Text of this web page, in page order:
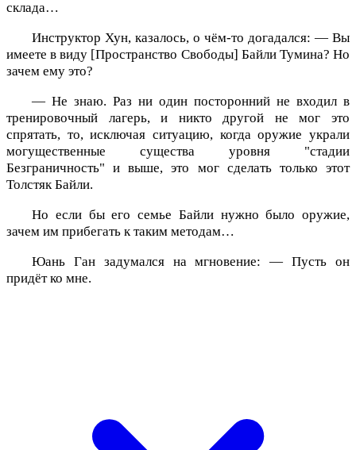
склада…
Инструктор Хун, казалось, о чём-то догадался: — Вы
имеете в виду [Пространство Свободы] Байли Тумина? Но
зачем ему это?
— Не знаю. Раз ни один посторонний не входил в
тренировочный лагерь, и никто другой не мог это
спрятать, то, исключая ситуацию, когда оружие украли
могущественные существа уровня "стадии
Безграничность" и выше, это мог сделать только этот
Толстяк Байли.
Но если бы его семье Байли нужно было оружие,
зачем им прибегать к таким методам…
Юань Ган задумался на мгновение: — Пусть он
придёт ко мне.